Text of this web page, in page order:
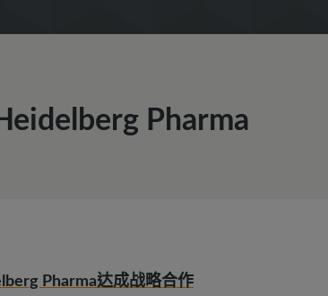
Pharma
Pharma达成战略合作